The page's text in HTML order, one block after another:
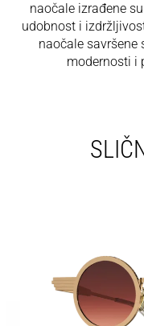
naočale izrađene
udobnost i
naočale savršene
modernosti i